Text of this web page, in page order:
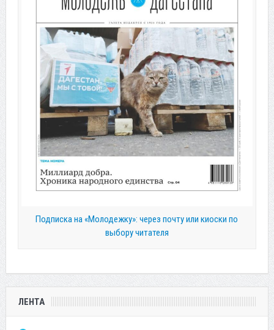
Подписка на «Молодежку»: через почту или киоски по
выбору читателя
ЛЕНТА